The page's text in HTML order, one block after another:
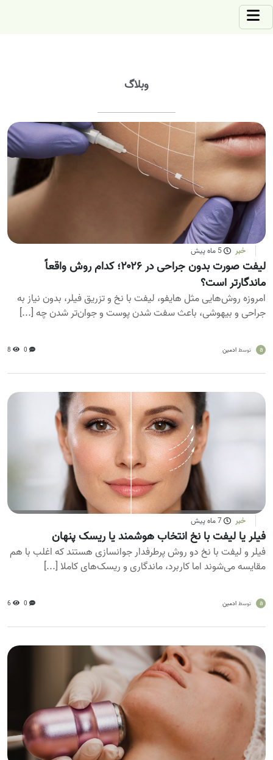
وبلاگ
خبر 5 ماه پیش
لیفت صورت بدون جراحی در ۲۰۲۶؛ کدام روش واقعاً
ماندگارتر است؟
امروزه روش‌هایی مثل هایفو، لیفت با نخ و تزریق فیلر، بدون نیاز به
جراحی و بیهوشی، باعث سفت شدن پوست و جوان‌تر شدن چه [...]
a توسط ادمین 0
8
خبر 7 ماه پیش
فیلر یا لیفت با نخ انتخاب هوشمند یا ریسک پنهان
فیلر و لیفت با نخ دو روش پرطرفدار جوانسازی هستند که اغلب با هم
مقایسه می‌شوند اما کاربرد، ماندگاری و ریسک‌های کاملا [...]
a توسط ادمین 0
6